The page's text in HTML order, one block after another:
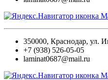
350000, Краснодар, ул.
+7 (938) 526-05-05
laminat0687@mail.ru